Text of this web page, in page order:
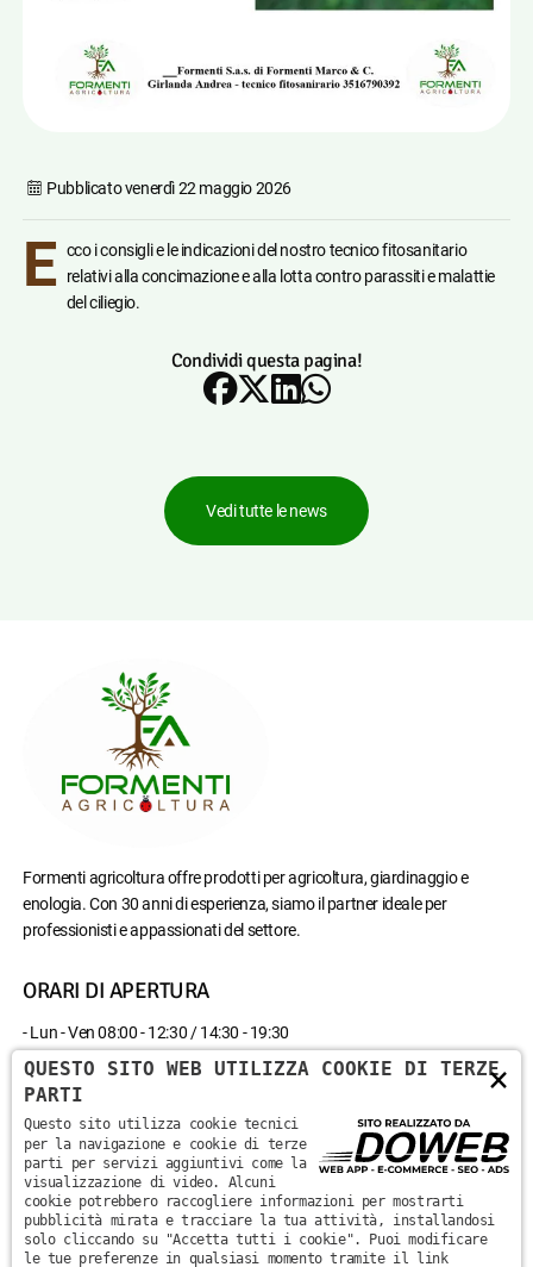
Pubblicatovenerdì 22 maggio 2026
E cco i consigli e le indicazioni del nostro tecnico fitosanitario
relativi alla concimazione e alla lotta contro parassiti e malattie
del ciliegio.
Condividi questa pagina!
Vedi tutte le news
Formenti agricoltura offre prodotti per agricoltura, giardinaggio e
enologia. Con 30 anni di esperienza, siamo il partner ideale per
professionisti e appassionati del settore.
ORARI DI APERTURA
- Lun - Ven 08:00 - 12:30 / 14:30 - 19:30
- Sab 08:00 - 12:30
- Domenica chiuso
CONTATTACI
Via Monte Santa Viola, 13 - 37142 - Marzana, Verona
+39 045 870 0582
×
QUESTO SITO WEB UTILIZZA COOKIE DI TERZE
PARTI
Questo sito utilizza cookie tecnici
per la navigazione e cookie di terze
parti per servizi aggiuntivi come la
visualizzazione di video. Alcuni
cookie potrebbero raccogliere informazioni per mostrarti
pubblicità mirata e tracciare la tua attività, installandosi
solo cliccando su "Accetta tutti i cookie". Puoi modificare
le tue preferenze in qualsiasi momento tramite il link